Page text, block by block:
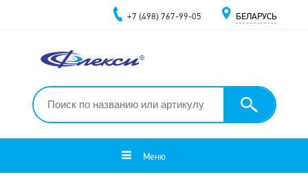
+7 (498) 767-99-05 БЕЛАРУСЬ
Меню